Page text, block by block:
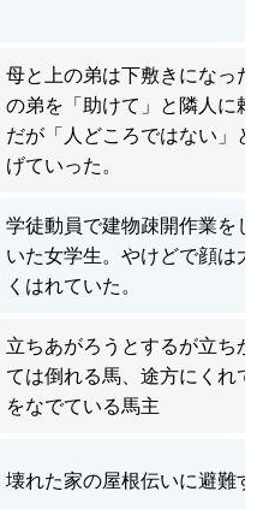
母と上の弟は下敷きになっ
の弟を「助けて」と隣人に
だが「人どころではない」
げていった。
学徒動員で建物疎開作業を
いた女学生。やけどで顔は
くはれていた。
立ちあがろうとするが立ち
ては倒れる馬、途方にくれ
をなでている馬主
壊れた家の屋根伝いに避難